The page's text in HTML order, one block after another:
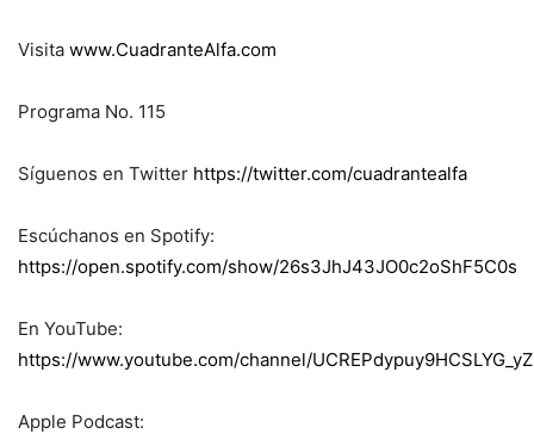
Visita www.CuadranteAlfa.com
Programa No. 115
Síguenos en Twitter https://twitter.com/cuadrantealfa
Escúchanos en Spotify:
https://open.spotify.com/show/26s3JhJ43JO0c2oShF5C0s
En YouTube:
https://www.youtube.com/channel/
Apple Podcast: